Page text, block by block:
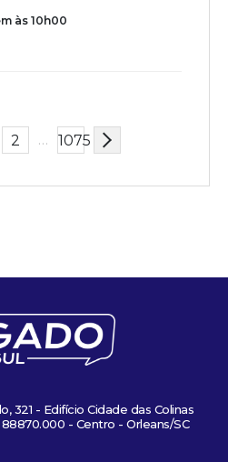
às 10h00
2 … 1075
321 - Edifício Cidade das Colinas
- Centro - Orleans/SC